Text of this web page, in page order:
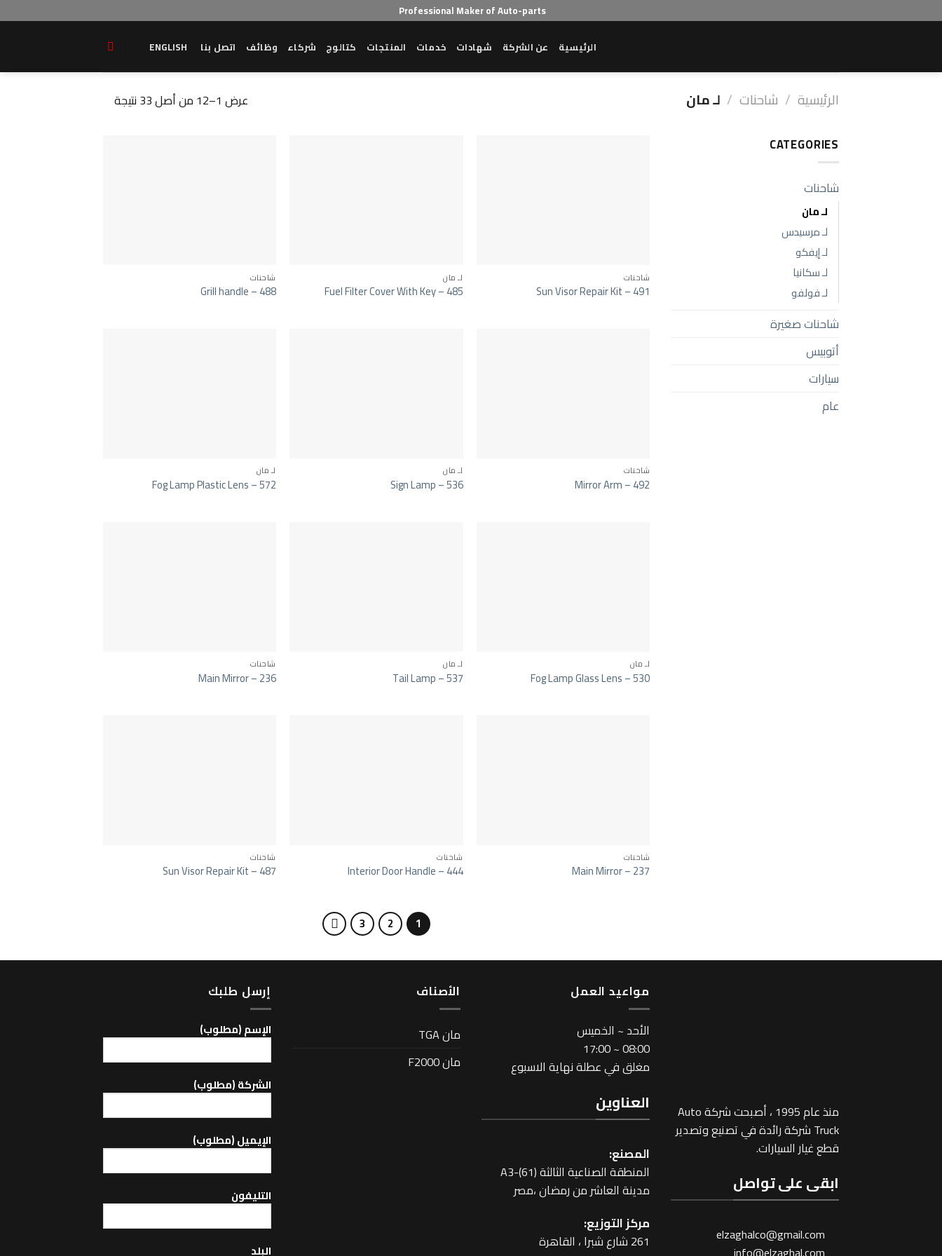
to
Professional Maker of Auto-parts
الرئيسية عن الشركة شهادات خدمات المنتجات كتالوج شركاء وظائف اتصل بنا ENGLISH
الرئيسية / شاحنات / لـ مان عرض 1–12 من أصل 33 نتيجة
CATEGORIES
شاحنات
لـ مان
لـ مرسيدس
لـ إيفكو
لـ سكانيا
لـ فولفو
شاحنات صغيرة
أتوبيس
سيارات
عام
شاحنات
Sun Visor Repair Kit – 491
لـ مان
Fuel Filter Cover With Key – 485
شاحنات
Grill handle – 488
شاحنات
Mirror Arm – 492
لـ مان
Sign Lamp – 536
لـ مان
Fog Lamp Plastic Lens – 572
لـ مان
Fog Lamp Glass Lens – 530
لـ مان
Tail Lamp – 537
شاحنات
Main Mirror – 236
شاحنات
Main Mirror – 237
شاحنات
Interior Door Handle – 444
شاحنات
Sun Visor Repair Kit – 487
1
2
3
منذ عام 1995 ، أصبحت شركة Auto
Truck شركة رائدة في تصنيع وتصدير
قطع غيار السيارات.
ابقى على تواصل
elzaghalco@gmail.com
مواعيد العمل
اﻷحد ~ الخميس
08:00 ~ 17:00
مغلق في عطلة نهاية الاسبوع
العناوين
المصنع:
المنطقة الصناعية الثالثة A3-(61)
مدينة العاشر من رمضان ،مصر
مركز التوزيع:
261 شارع شبرا ، القاهرة
اﻷصناف
مان TGA
مان F2000
إرسل طلبك
اﻹسم (مطلوب)
الشركة (مطلوب)
اﻹيميل (مطلوب)
التليفون
البلد